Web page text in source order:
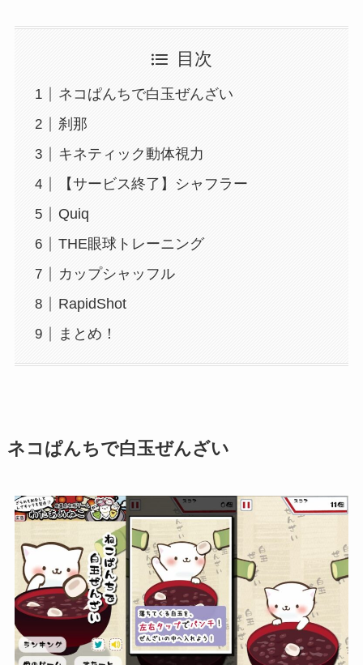
目次
ネコぱんちで白玉ぜんざい
刹那
キネティック動体視力
【サービス終了】シャフラー
Quiq
THE眼球トレーニング
カップシャッフル
RapidShot
まとめ！
ネコぱんちで白玉ぜんざい